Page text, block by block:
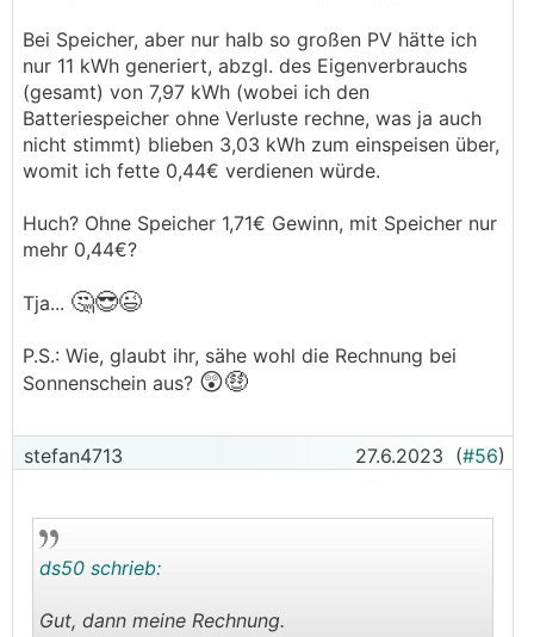
Bei Speicher, aber nur halb so großen PV hätte ich
nur 11 kWh generiert, abzgl. des Eigenverbrauchs
(gesamt) von 7,97 kWh (wobei ich den
Batteriespeicher ohne Verluste rechne, was ja auch
nicht stimmt) blieben 3,03 kWh zum einspeisen über,
womit ich fette 0,44€ verdienen würde.
Huch? Ohne Speicher 1,71€ Gewinn, mit Speicher nur
mehr 0,44€?
Tja... 🤔😎😉
P.S.: Wie, glaubt ihr, sähe wohl die Rechnung bei
Sonnenschein aus? 😲🤑
stefan4713 27.6.2023 (#56)
ds50 schrieb:
Gut, dann meine Rechnung.